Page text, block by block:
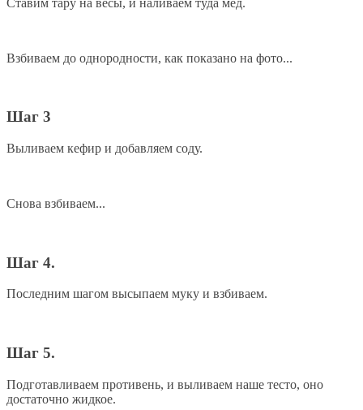
Взбиваем до однородности, как показано на фото...
Шаг 3
Выливаем кефир и добавляем соду.
Снова взбиваем...
Шаг 4.
Последним шагом высыпаем муку и взбиваем.
Шаг 5.
Подготавливаем противень, и выливаем наше тесто, оно
достаточно жидкое.